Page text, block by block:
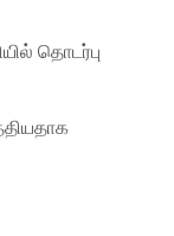
தொடர்பு